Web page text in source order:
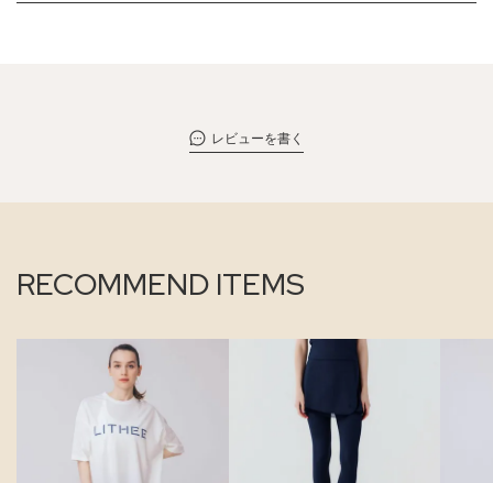
レビューを書く
RECOMMEND ITEMS